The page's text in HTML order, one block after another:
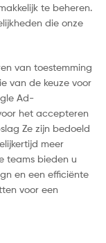
te beheren.
die onze
van toestemming
van de keuze voor
Ad-
het accepteren
Ze zijn bedoeld
meer
teams bieden u
en een efficiënte
voor een